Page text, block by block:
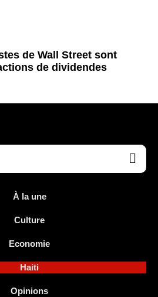
de Wall Street sont
de dividendes
À la une
Culture
Economie
Haiti
Opinions